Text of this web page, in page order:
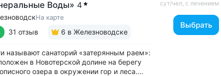
Воды» 4
На карте
31 отзыв 6 в Железноводске
называют санаторий «затерянным раем»:
в Новотерской долине на берегу
озера в окружении гор и леса.
сут/чел, с лечением
Выбрать